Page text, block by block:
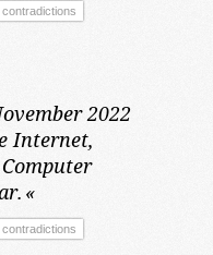
contradictions
2022
Internet,
«
contradictions